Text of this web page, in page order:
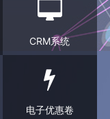
CRM系统
电子优惠卷